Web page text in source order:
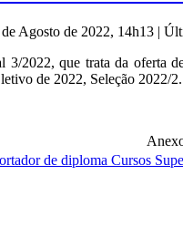
Agosto de 2022, 14h13 |
2022, que trata da oferta
de 2022, Seleção 2022/2.